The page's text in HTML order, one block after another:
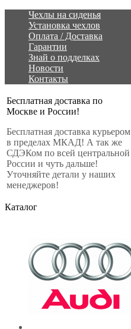
Чехлы на сиденья
Установка чехлов
Оплата / Доставка
Гарантии
Знай о подделках
Новости
Контакты
Бесплатная доставка по
Москве и России!
Бесплатная доставка курьером
в пределах МКАД! А так же
СДЭКом по всей центральной
России и чуть дальше!
Уточняйте детали у наших
менеджеров!
Каталог